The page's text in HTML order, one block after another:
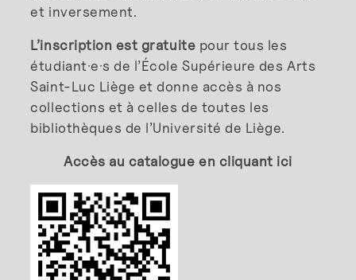
et inversement.
L’inscription est gratuite pour tous les
étudiant·e·s de l’École Supérieure des Arts
Saint-Luc Liège et donne accès à nos
collections et à celles de toutes les
bibliothèques de l’Université de Liège.
Accès au catalogue en cliquant ici